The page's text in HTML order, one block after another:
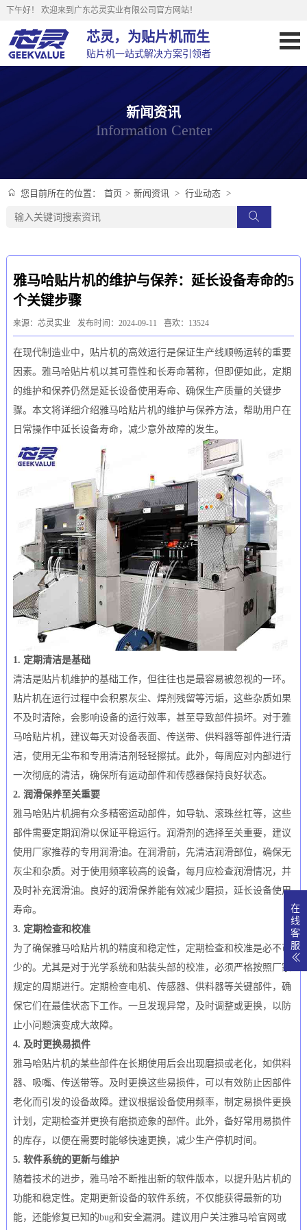
下午好！ 欢迎来到广东芯灵实业有限公司官方网站！
芯灵，为贴片机而生
贴片机一站式解决方案引领者
新闻资讯
Information Center
您目前所在的位置： 首页 > 新闻资讯 > 行业动态 >
雅马哈贴片机的维护与保养：延长设备寿命的5
个关键步骤
来源：芯灵实业 发布时间：2024-09-11 喜欢：13524
在现代制造业中，贴片机的高效运行是保证生产线顺畅运转的重要
因素。雅马哈贴片机以其可靠性和长寿命著称，但即便如此，定期
的维护和保养仍然是延长设备使用寿命、确保生产质量的关键步
骤。本文将详细介绍雅马哈贴片机的维护与保养方法，帮助用户在
日常操作中延长设备寿命，减少意外故障的发生。
1. 定期清洁是基础
清洁是贴片机维护的基础工作，但往往也是最容易被忽视的一环。
贴片机在运行过程中会积累灰尘、焊剂残留等污垢，这些杂质如果
不及时清除，会影响设备的运行效率，甚至导致部件损坏。对于雅
马哈贴片机，建议每天对设备表面、传送带、供料器等部件进行清
洁，使用无尘布和专用清洁剂轻轻擦拭。此外，每周应对内部进行
一次彻底的清洁，确保所有运动部件和传感器保持良好状态。
2. 润滑保养至关重要
雅马哈贴片机拥有众多精密运动部件，如导轨、滚珠丝杠等，这些
部件需要定期润滑以保证平稳运行。润滑剂的选择至关重要，建议
使用厂家推荐的专用润滑油。在润滑前，先清洁润滑部位，确保无
灰尘和杂质。对于使用频率较高的设备，每月应检查润滑情况，并
及时补充润滑油。良好的润滑保养能有效减少磨损，延长设备使用
寿命。
3. 定期检查和校准
为了确保雅马哈贴片机的精度和稳定性，定期检查和校准是必不可
少的。尤其是对于光学系统和贴装头部的校准，必须严格按照厂家
规定的周期进行。定期检查电机、传感器、供料器等关键部件，确
保它们在最佳状态下工作。一旦发现异常，及时调整或更换，以防
止小问题演变成大故障。
4. 及时更换易损件
雅马哈贴片机的某些部件在长期使用后会出现磨损或老化，如供料
器、吸嘴、传送带等。及时更换这些易损件，可以有效防止因部件
老化而引发的设备故障。建议根据设备使用频率，制定易损件更换
计划，定期检查并更换有磨损迹象的部件。此外，备好常用易损件
的库存，以便在需要时能够快速更换，减少生产停机时间。
5. 软件系统的更新与维护
随着技术的进步，雅马哈不断推出新的软件版本，以提升贴片机的
功能和稳定性。定期更新设备的软件系统，不仅能获得最新的功
能，还能修复已知的bug和安全漏洞。建议用户关注雅马哈官网或
在
线
客
服